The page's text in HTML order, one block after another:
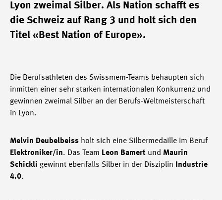
Lyon zweimal Silber. Als Nation schafft es
die Schweiz auf Rang 3 und holt sich den
Titel «Best Nation of Europe».
Die Berufsathleten des Swissmem-Teams behaupten sich
inmitten einer sehr starken internationalen Konkurrenz und
gewinnen zweimal Silber an der Berufs-Weltmeisterschaft
in Lyon.
Melvin Deubelbeiss holt sich eine Silbermedaille im Beruf
Elektroniker/in. Das Team Leon Bamert und Maurin
Schickli gewinnt ebenfalls Silber in der Disziplin
Industrie
4.0.